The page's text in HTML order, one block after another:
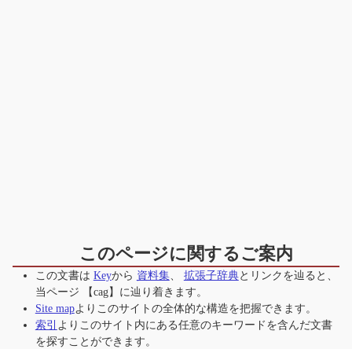
このページに関するご案内
この文書は Keyから 資料集、 拡張子辞典とリンクを辿ると、
当ページ
【cag】 に辿り着きます。
Site mapよりこのサイトの全体的な構造を把握できます。
索引 よりこのサイト内にある任意のキーワードを含んだ文書
を探すことができます。